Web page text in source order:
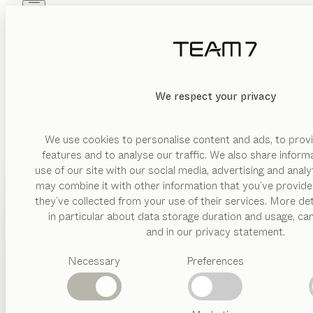
We respect your privacy
We use cookies to personalise content and ads, to
features and to analyse our traffic. We also share
use of our site with our social media, advertising and
may combine it with other information that you’ve
they’ve collected from your use of their services. More
in particular about data storage duration and usage,
and in our privacy statement.
Necessary
Preferences
Tavoli
pranzo
Cucine
Librerie
PRODOTTI
CHI SIAMO
RIVENDITORI
Lasciati ispirare dalle